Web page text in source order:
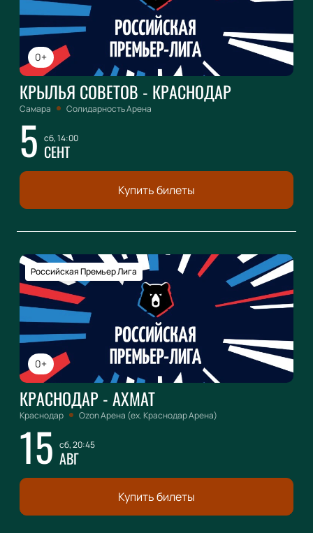
0+
КРЫЛЬЯ СОВЕТОВ - КРАСНОДАР
Самара Солидарность Арена
5 сб, 14:00
СЕНТ
Купить билеты
0+
Российская Премьер Лига
КРАСНОДАР - АХМАТ
Краснодар Ozon Арена (ex. Краснодар Арена)
15 сб, 20:45
АВГ
Купить билеты